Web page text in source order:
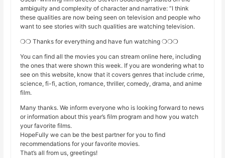
ambiguity and complexity of character and narrative: “I think
these qualities are now being seen on television and people who
want to see stories with such qualities are watching television.
❍❍ Thanks for everything and have fun watching ❍❍❍
You can find all the movies you can stream online here, including
the ones that were shown this week. If you are wondering what to
see on this website, know that it covers genres that include crime,
science, fi-fi, action, romance, thriller, comedy, drama, and anime
film.
Many thanks. We inform everyone who is looking forward to news
or information about this year’s film program and how you watch
your favorite films.
HopeFully we can be the best partner for you to find
recommendations for your favorite movies.
That’s all from us, greetings!